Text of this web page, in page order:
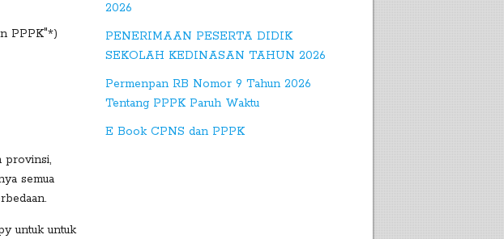
PPPK"*)
provinsi,
semua
untuk untuk
2026
PENERIMAAN PESERTA DIDIK
SEKOLAH KEDINASAN TAHUN 2026
Permenpan RB Nomor 9 Tahun 2026
Tentang PPPK Paruh Waktu
E Book CPNS dan PPPK